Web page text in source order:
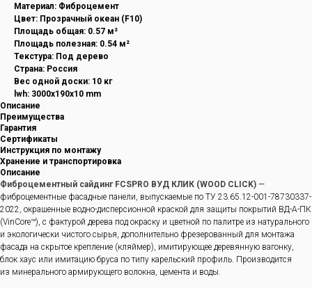
Материал: Фиброцемент
Цвет: Прозрачный океан (F10)
Площадь общая: 0.57 м²
Площадь полезная: 0.54 м²
Текстура: Под дерево
Страна: Россия
Вес одной доски: 10 кг
lwh: 3000x190x10 mm
Описание
Преимущества
Гарантия
Сертификаты
Инструкция по монтажу
Хранение и транспортировка
Описание
Фиброцементный сайдинг FCSPRO ВУД КЛИК (WOOD CLICK) —
фиброцементные фасадные панели, выпускаемые по ТУ 23.65.12-001-78730337-
2022, окрашенные водно-дисперсионной краской для защиты покрытий ВД-А-ПК
(VinCore™), с фактурой дерева под окраску и цветной по палитре из натурального
и экологически чистого сырья, дополнительно фрезерованный для монтажа
фасада на скрытое крепление (кляймер), имитирующее деревянную вагонку,
блок хаус или имитацию бруса по типу карельский профиль. Производится
из минерального армирующего волокна, цемента и воды.